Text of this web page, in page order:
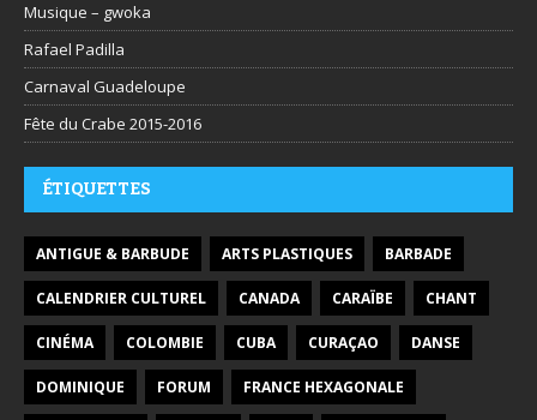
Musique – gwoka
Rafael Padilla
Carnaval Guadeloupe
Fête du Crabe 2015-2016
ÉTIQUETTES
ANTIGUE & BARBUDE ARTS PLASTIQUES BARBADE
CALENDRIER CULTUREL CANADA CARAÏBE CHANT
CINÉMA COLOMBIE CUBA CURAÇAO DANSE
DOMINIQUE FORUM FRANCE HEXAGONALE